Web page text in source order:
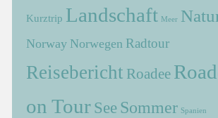
Kurztrip Landschaft Meer
Norway Norwegen Radtour
Reisebericht Roadee
on Tour See Sommer Spanien